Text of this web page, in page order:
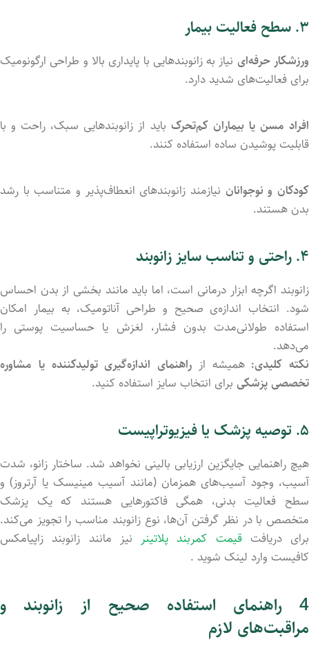
۳. سطح فعالیت بیمار
ورزشکارحرفه‌ای نیاز بهزانوبندهایی با پایداری بالا و طراحی ارگونومیک
برای فعالیت‌های شدید دارد.
افراد مسنیا بیمارانکم‌تحرک باید از زانوبندهایی سبک، راحت و با
قابلیت پوشیدن ساده استفاده کنند.
کودکان و نوجوانان نیازمند زانوبندهای انعطاف‌پذیر و متناسب با رشد
بدن هستند.
۴. راحتی و تناسب سایز زانوبند
زانوبند اگرچه ابزار درمانی است، اما باید مانند بخشی از بدن احساس
شود. انتخاب اندازه‌ی صحیح و طراحی آناتومیک، به بیمار امکان
استفاده طولانی‌مدت بدونفشار، لغزش یا حساسیت پوستی را
می‌دهد.
نکته کلیدی: همیشه از راهنمای اندازه‌گیریتولیدکنندهیا مشاوره
تخصصی پزشکی برای انتخاب سایز استفاده کنید.
۵. توصیه پزشک یافیزیوتراپیست
هیچ راهنمایی جایگزین ارزیابی بالینی نخواهد شد. ساختار زانو، شدت
آسیب، وجود آسیب‌های همزمان (مانند آسیب مینیسکیا آرتروز) و
سطح فعالیت بدنی، همگیفاکتورهاییهستند کهیک پزشک
متخصص بادر نظر گرفتن آن‌ها، نوعزانوبند مناسب راتجویز می‌کند.
برای دریافتقیمت کمربند پلاتینر نیز مانند زانوبند زاپیامکس
کافیست وارد لینک شوید .
4 راهنمای استفاده صحیح از زانوبند و
مراقبت‌های لازم